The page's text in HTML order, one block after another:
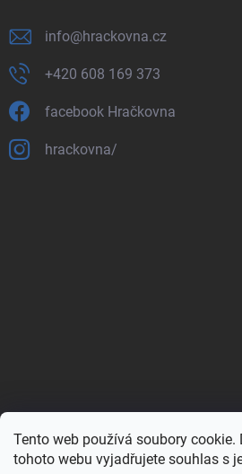
Tento web používá soubory
tohoto webu vyjadřujete souhlas s
info@hrackovna.cz
+420 608 169 373
facebook Hračkovna
hrackovna/
Zboží.cz Heureka.cz